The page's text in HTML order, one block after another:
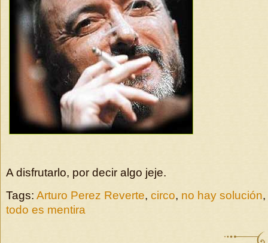
A disfrutarlo, por decir algo jeje.
Tags: Arturo Perez Reverte, circo, no hay solución,
todo es mentira